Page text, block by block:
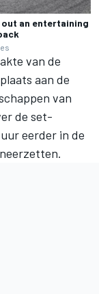
an entertaining
van de
aan de
van
de set-
eerder in de